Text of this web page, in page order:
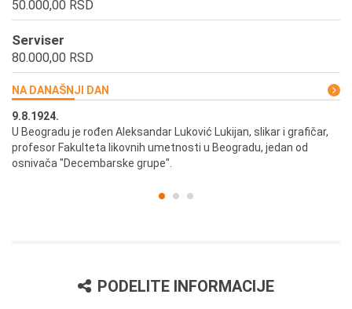
50.000,00 RSD
Serviser
80.000,00 RSD
NA DANAŠNJI DAN
9.8.1924.
U Beogradu je rođen Aleksandar Luković Lukijan, slikar i grafičar,
profesor Fakulteta likovnih umetnosti u Beogradu, jedan od
osnivača "Decembarske grupe".
PODELITE INFORMACIJE